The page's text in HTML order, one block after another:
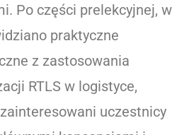
Po części prelekcyjnej, w
praktyczne
z zastosowania
RTLS w logistyce,
uczestnicy